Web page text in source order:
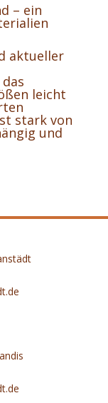
– ein
aktueller
leicht
stark von
und